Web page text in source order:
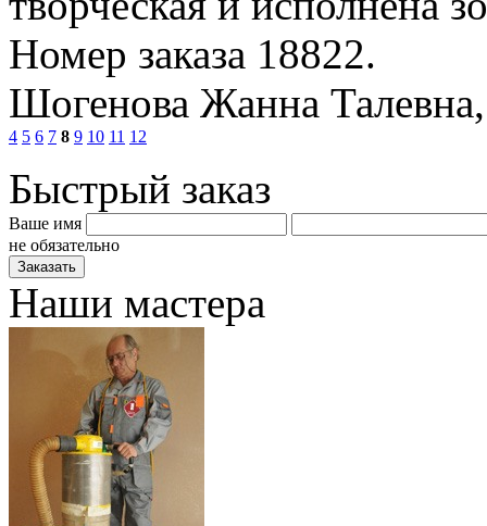
Номер заказа 18822.
Шогенова Жанна Талевна
4 5 6 7 8 9 10 11 12
Быстрый заказ
Ваше имя
не обязательно
Наши мастера